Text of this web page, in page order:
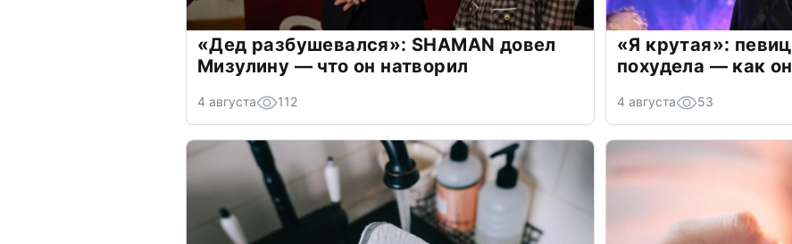
«Дед разбушевался»: SHAMAN довел
Мизулину — что он натворил
4 августа 112
«Я крутая»:
похудела — как
4 августа 53